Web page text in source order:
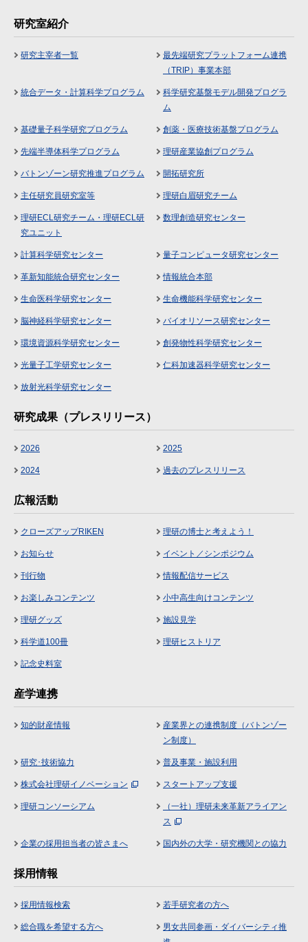
研究室紹介
研究主宰者一覧
最先端研究プラットフォーム連携
（TRIP）事業本部
統合データ・計算科学プログラム
科学研究基盤モデル開発プログラ
ム
基礎量子科学研究プログラム 創薬・医療技術基盤プログラム
先端半導体科学プログラム 理研産業協創プログラム
バトンゾーン研究推進プログラム 開拓研究所
主任研究員研究室等 理研白眉研究チーム
理研ECL研究チーム・理研ECL研
究ユニット
数理創造研究センター
計算科学研究センター 量子コンピュータ研究センター
革新知能統合研究センター 情報統合本部
生命医科学研究センター 生命機能科学研究センター
脳神経科学研究センター バイオリソース研究センター
環境資源科学研究センター 創発物性科学研究センター
光量子工学研究センター 仁科加速器科学研究センター
放射光科学研究センター
研究成果（プレスリリース）
2026 2025
2024 過去のプレスリリース
広報活動
クローズアップRIKEN 理研の博士と考えよう！
お知らせ イベント／シンポジウム
刊行物 情報配信サービス
お楽しみコンテンツ 小中高生向けコンテンツ
理研グッズ 施設見学
科学道100冊 理研ヒストリア
記念史料室
産学連携
知的財産情報
産業界との連携制度（バトンゾー
ン制度）
研究･技術協力 普及事業・施設利用
株式会社理研イノベーション スタートアップ支援
理研コンソーシアム
（一社）理研未来革新アライアン
ス
企業の採用担当者の皆さまへ 国内外の大学・研究機関との協力
採用情報
採用情報検索 若手研究者の方へ
総合職を希望する方へ
男女共同参画・ダイバーシティ推